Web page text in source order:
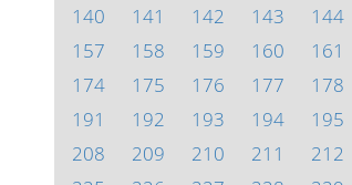
140
141 142 143 144
157
158 159 160 161
174
175 176 177 178
191
192 193 194 195
208
209 210 211 212